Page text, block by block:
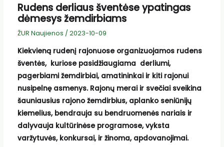
Rudens derliaus šventėse ypatingas
dėmesys žemdirbiams
ŽUR Naujienos / 2023-10-09
Kiekvieną rudenį rajonuose organizuojamos rudens
šventės, kuriose pasidžiaugiama derliumi,
pagerbiami žemdirbiai, amatininkai ir kiti rajonui
nusipelnę asmenys. Rajonų merai ir svečiai sveikina
šauniausius rajono žemdirbius, aplanko seniūnijų
kiemelius, bendrauja su bendruomenės nariais ir
dalyvauja kultūrinėse programose, vyksta
varžytuvės, konkursai, ir žinoma, apdovanojimai.